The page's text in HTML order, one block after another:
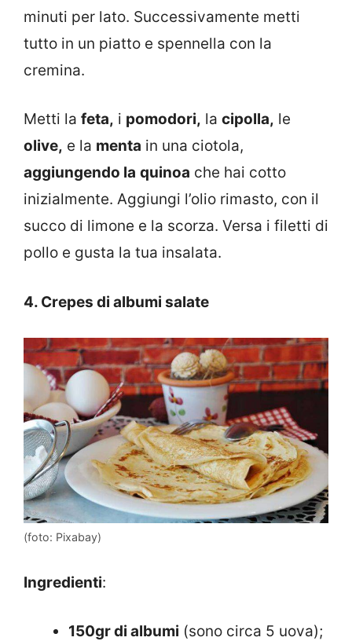
minuti per lato. Successivamente metti
tutto in un piatto e spennella con la
cremina.
Metti la feta, i pomodori, la cipolla, le
olive, e la menta in una ciotola,
aggiungendo la quinoa che hai cotto
inizialmente. Aggiungi l’olio rimasto, con il
succo di limone e la scorza. Versa i filetti di
pollo e gusta la tua insalata.
4. Crepes di albumi salate
(foto: Pixabay)
Ingredienti:
150gr di albumi (sono circa 5 uova);